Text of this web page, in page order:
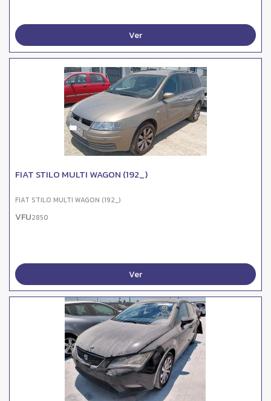
Ver
FIAT STILO MULTI WAGON (192_)
FIAT STILO MULTI WAGON (192_)
VFU2850
Ver